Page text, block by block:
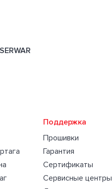
Поддержка
Прошивки
Гарантия
Сертификаты
Сервисные центры